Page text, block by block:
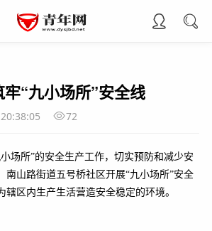
“九小场所”安全线
72
场所”的安全生产工作，切实预防和减少安
南山路街道五号桥社区开展“九小场所”安全
辖区内生产生活营造安全稳定的环境。